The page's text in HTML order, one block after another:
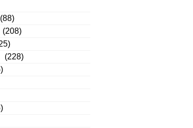
(88)
(208)
(228)